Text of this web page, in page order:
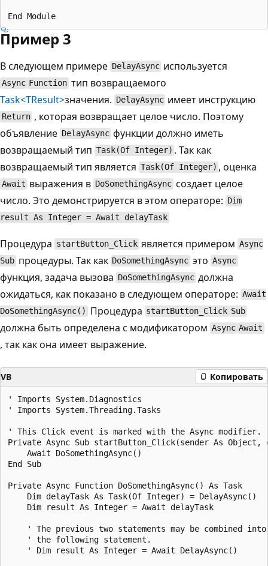
Пример 3
В следующем примере DelayAsync используется
Async Function тип возвращаемого
Task<TResult>значения. DelayAsync имеет инструкцию
Return , которая возвращает целое число. Поэтому
объявление DelayAsync функции должно иметь
возвращаемый тип Task(Of Integer) . Так как
возвращаемый тип является Task(Of Integer) , оценка
Await выражения в DoSomethingAsync создает целое
число. Это демонстрируется в этом операторе: Dim
result As Integer = Await delayTask
Процедура startButton_Click является примером Async
Sub процедуры. Так как DoSomethingAsync этоAsync
функция, задача вызова DoSomethingAsync должна
ожидаться, как показано в следующем операторе: Await
DoSomethingAsync()
Процедура startButton_Click Sub
должна быть определена с модификатором Async Await
, так как она имеет выражение.
VB Копировать
' Imports System.Diagnostics
' Imports System.Threading.Tasks
' This Click event is marked with the Async modifier.
Private Async Sub startButton_Click(sender As Object,
    Await DoSomethingAsync()
End Sub
Private Async Function DoSomethingAsync() As Task
    Dim delayTask As Task(Of Integer) = DelayAsync()
    Dim result As Integer = Await delayTask
    ' The previous two statements may be combined into
    ' the following statement.
    ' Dim result As Integer = Await DelayAsync()